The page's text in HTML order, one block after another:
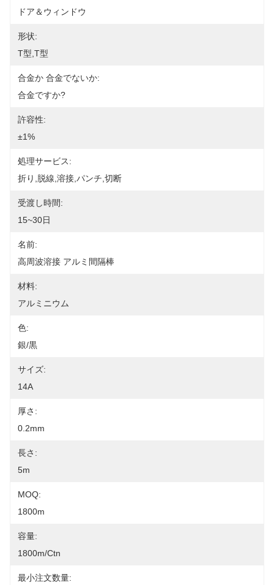
ドア＆ウィンドウ
形状:
T型,T型
合金か 合金でないか:
合金ですか?
許容性:
±1%
処理サービス:
折り,脱線,溶接,パンチ,切断
受渡し時間:
15~30日
名前:
高周波溶接 アルミ間隔棒
材料:
アルミニウム
色:
銀/黒
サイズ:
14A
厚さ:
0.2mm
長さ:
5m
MOQ:
1800m
容量:
1800m/ctn
最小注文数量: